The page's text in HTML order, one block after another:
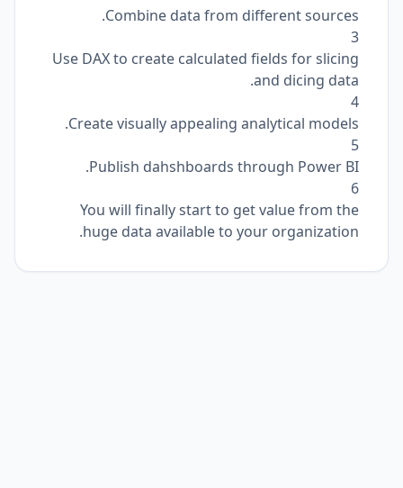
Combine data from different sources.
3
Use DAX to create calculated fields for slicing
and dicing data.
4
Create visually appealing analytical models.
5
Publish dahshboards through Power BI.
6
You will finally start to get value from the
huge data available to your organization.